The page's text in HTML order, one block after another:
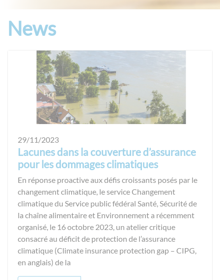
News
29/11/2023
Lacunes dans la couverture d’assurance
pour les dommages climatiques
En réponse proactive aux défis croissants posés par le
changement climatique, le service Changement
climatique du Service public fédéral Santé, Sécurité de
la chaîne alimentaire et Environnement a récemment
organisé, le 16 octobre 2023, un atelier critique
consacré au déficit de protection de l’assurance
climatique (Climate insurance protection gap – CIPG,
en anglais) de la